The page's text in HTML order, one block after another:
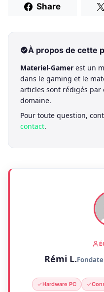
Share
À propos de cette
Materiel-Gamer est un
dans le gaming et le
articles sont rédigés par
domaine.
Pour toute question,
contact.
Rémi L.
Hardware PC